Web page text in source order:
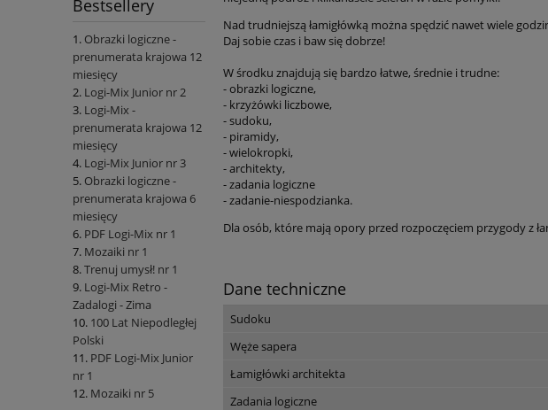
Bestsellery
Obrazki logiczne -
prenumerata krajowa 12
miesięcy
Logi-Mix Junior nr 2
Logi-Mix -
prenumerata krajowa 12
miesięcy
Logi-Mix Junior nr 3
Obrazki logiczne -
prenumerata krajowa 6
miesięcy
PDF Logi-Mix nr 1
Mozaiki nr 1
Trenuj umysł! nr 1
Logi-Mix Retro -
Zadalogi - Zima
100 Lat Niepodległej
Polski
PDF Logi-Mix Junior
nr 1
Mozaiki nr 5
Nad trudniejszą łamigłówką można spędzić nawet wiele
Daj sobie czas i baw się dobrze!
W środku znajdują się bardzo łatwe, średnie i trudne:
- obrazki logiczne,
- krzyżówki liczbowe,
- sudoku,
- piramidy,
- wielokropki,
- architekty,
- zadania logiczne
- zadanie-niespodzianka.
Dla osób, które mają opory przed rozpoczęciem przygody z
Dane techniczne
Sudoku
Węże sapera
Łamigłówki architekta
Zadania logiczne